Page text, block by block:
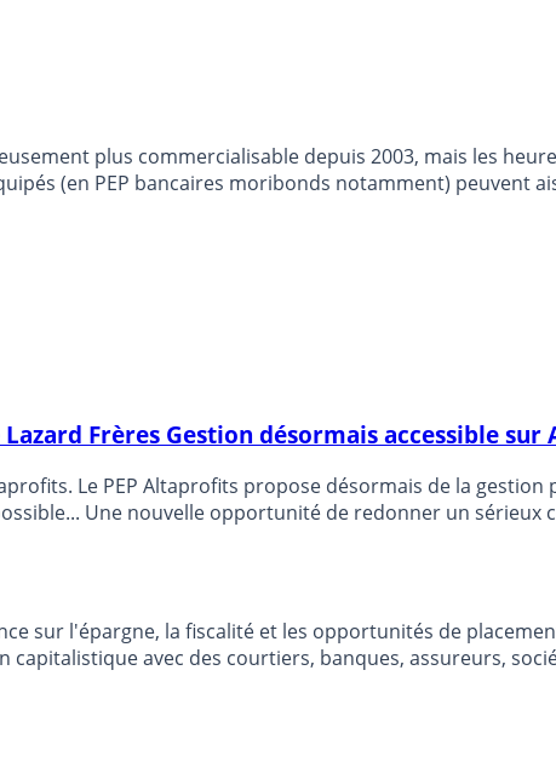
plus commercialisable depuis 2003, mais les
(en PEP bancaires moribonds notamment) peuvent
Frères Gestion désormais accessible sur
Le PEP Altaprofits propose désormais de la gestion
sur l'épargne, la fiscalité et les opportunités de
avec des courtiers, banques, assureurs,